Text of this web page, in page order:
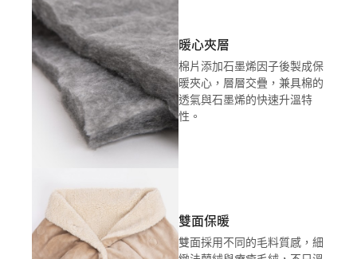
暖心夾層
棉片添加石墨烯因子後製成保
暖夾心，層層交疊，兼具棉的
透氣與石墨烯的快速升溫特
性。
雙面保暖
雙面採用不同的毛料質感，細